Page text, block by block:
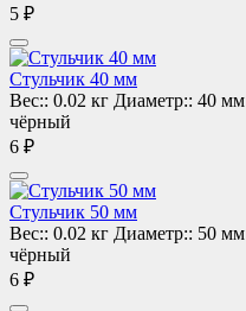
5 ₽
Стульчик 40 мм
Вес:: 0.02 кг Диаметр:: 40 мм
чёрный
6 ₽
Стульчик 50 мм
Вес:: 0.02 кг Диаметр:: 50 мм
чёрный
6 ₽